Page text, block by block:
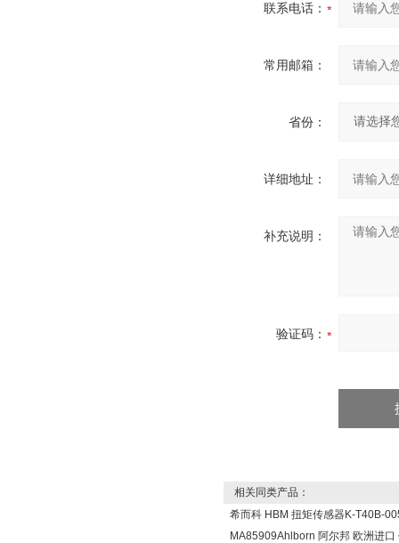
联系电话：
常用邮箱：
省份：
详细地址：
补充说明：
验证码：
相关同类产品：
希而科 HBM 扭矩传感器K-T40B-
MA85909Ahlborn 阿尔邦 欧洲进口